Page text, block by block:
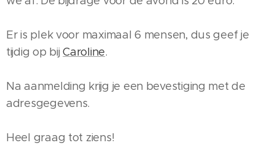
Er is plek voor maximaal 6 mensen, dus geef je
tijdig op bijCaroline.
Na aanmelding krijg je een bevestiging met de
adresgegevens.
Heel graag tot ziens!